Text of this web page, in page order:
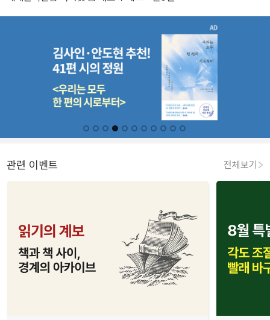
관련 이벤트 전체보기